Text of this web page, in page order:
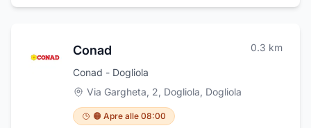
Conad 0.3 km
Conad - Dogliola
Via Gargheta, 2, Dogliola, Dogliola
🟠 Apre alle 08:00